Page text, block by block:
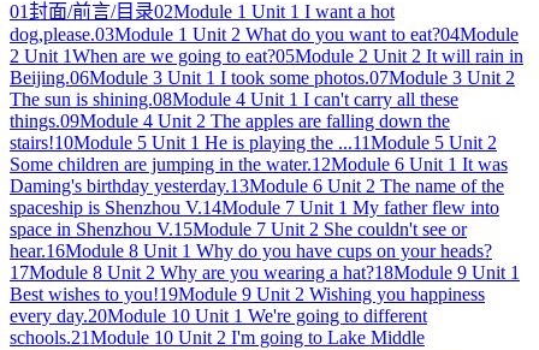
01封面/前言/目录02Module 1 Unit 1 I want a hot
dog,please.03Module 1 Unit 2 What do you want to eat?04Module
2 Unit 1When are we going to eat?05Module 2 Unit 2 It will rain in
Beijing.06Module 3 Unit 1 I took some photos.07Module 3 Unit 2
The sun is shining.08Module 4 Unit 1 I can't carry all these
things.09Module 4 Unit 2 The apples are falling down the
stairs!10Module 5 Unit 1 He is playing the ...11Module 5 Unit 2
Some children are jumping in the water.12Module 6 Unit 1 It was
Daming's birthday yesterday.13Module 6 Unit 2 The name of the
spaceship is Shenzhou V.14Module 7 Unit 1 My father flew into
space in Shenzhou V.15Module 7 Unit 2 She couldn't see or
hear.16Module 8 Unit 1 Why do you have cups on your heads?
17Module 8 Unit 2 Why are you wearing a hat?18Module 9 Unit 1
Best wishes to you!19Module 9 Unit 2 Wishing you happiness
every day.20Module 10 Unit 1 We're going to different
schools.21Module 10 Unit 2 I'm going to Lake Middle